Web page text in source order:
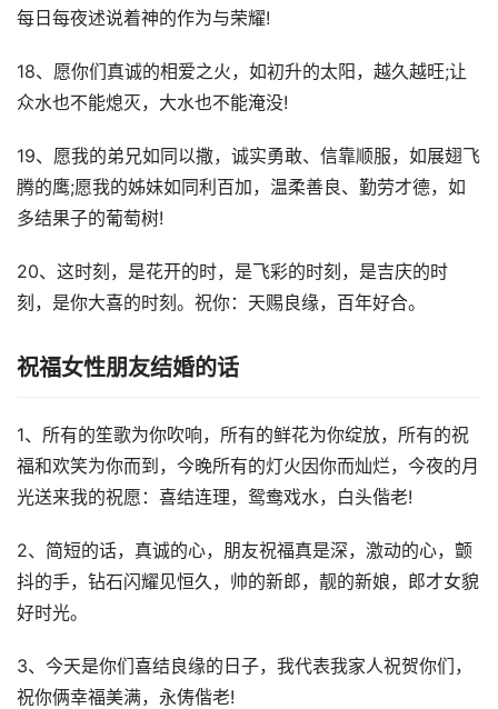
每日每夜述说着神的作为与荣耀!
18、愿你们真诚的相爱之火，如初升的太阳，越久越旺;让
众水也不能熄灭，大水也不能淹没!
19、愿我的弟兄如同以撒，诚实勇敢、信靠顺服，如展翅飞
腾的鹰;愿我的姊妹如同利百加，温柔善良、勤劳才德，如
多结果子的葡萄树!
20、这时刻，是花开的时，是飞彩的时刻，是吉庆的时
刻，是你大喜的时刻。祝你：天赐良缘，百年好合。
祝福女性朋友结婚的话
1、所有的笙歌为你吹响，所有的鲜花为你绽放，所有的祝
福和欢笑为你而到，今晚所有的灯火因你而灿烂，今夜的月
光送来我的祝愿：喜结连理，鸳鸯戏水，白头偕老!
2、简短的话，真诚的心，朋友祝福真是深，激动的心，颤
抖的手，钻石闪耀见恒久，帅的新郎，靓的新娘，郎才女貌
好时光。
3、今天是你们喜结良缘的日子，我代表我家人祝贺你们，
祝你俩幸福美满，永俦偕老!